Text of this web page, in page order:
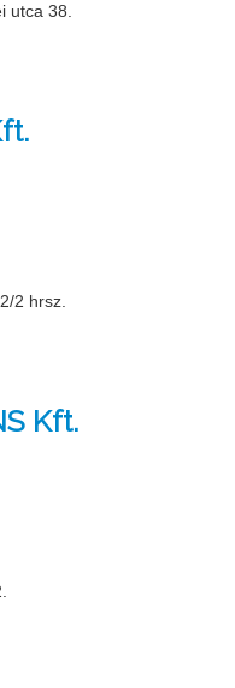
utca 38.
2 hrsz.
Kft.